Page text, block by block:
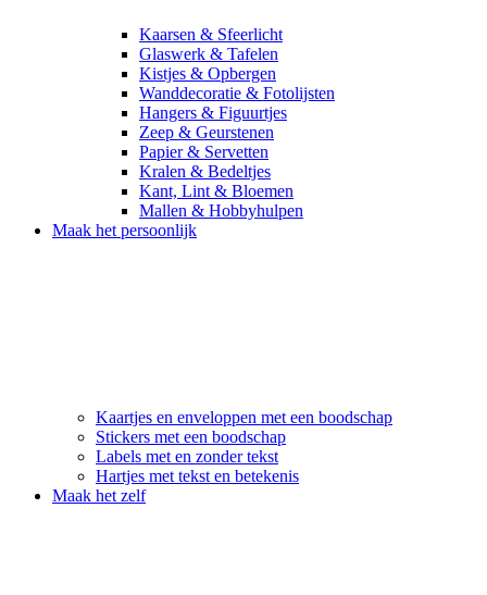
Kaarsen & Sfeerlicht
Glaswerk & Tafelen
Kistjes & Opbergen
Wanddecoratie & Fotolijsten
Hangers & Figuurtjes
Zeep & Geurstenen
Papier & Servetten
Kralen & Bedeltjes
Kant, Lint & Bloemen
Mallen & Hobbyhulpen
Maak het persoonlijk
Kaartjes en enveloppen met een boodschap
Stickers met een boodschap
Labels met en zonder tekst
Hartjes met tekst en betekenis
Maak het zelf